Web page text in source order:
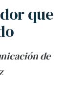
que
de